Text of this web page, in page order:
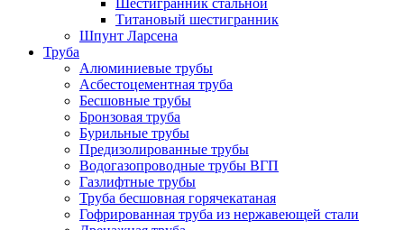
Шестигранник стальной
Титановый шестигранник
Шпунт Ларсена
Труба
Алюминиевые трубы
Асбестоцементная труба
Бесшовные трубы
Бронзовая труба
Бурильные трубы
Предизолированные трубы
Водогазопроводные трубы ВГП
Газлифтные трубы
Труба бесшовная горячекатаная
Гофрированная труба из нержавеющей стали